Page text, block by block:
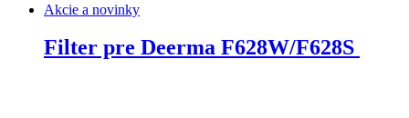
Akcie a novinky
Filter pre Deerma F628W/F628S